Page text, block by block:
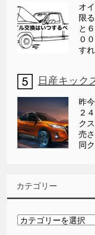
オ
限
と
０
す
日産キック
昨
２
ク
売
同
カテゴリー
カ